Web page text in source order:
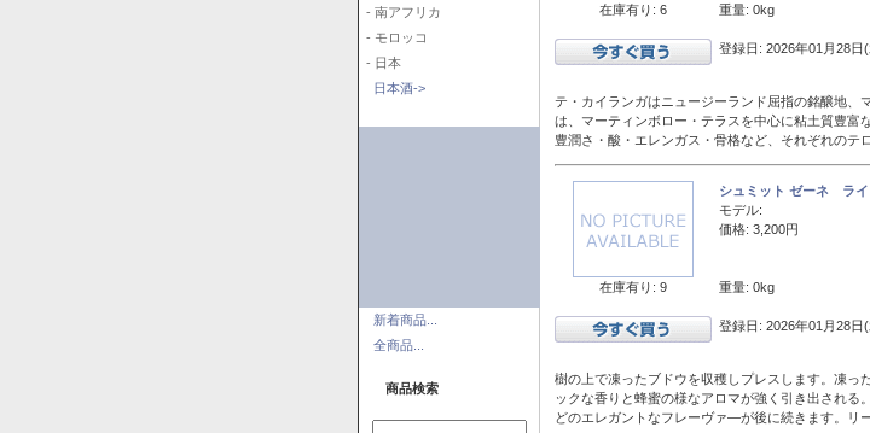
- 南アフリカ
- モロッコ
- 日本
日本酒->
新着商品...
全商品...
商品検索
在庫有り: 6 重量: 0kg
登録日: 2026年01月28日
テ・カイランガはニュージーランド屈指の銘醸地、
は、マーティンボロー・テラスを中心に粘土質豊富
豊潤さ・酸・エレンガス・骨格など、それぞれのテ
在庫有り: 9
シュミット ゼーネ ラ
モデル:
価格: 3,200円
重量: 0kg
登録日: 2026年01月28日
樹の上で凍ったブドウを収穫しプレスします。凍っ
ックな香りと蜂蜜の様なアロマが強く引き出され
どのエレガントなフレーヴァ―が後に続きます。リ